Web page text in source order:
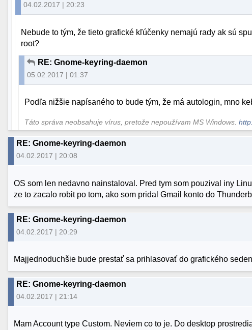
04.02.2017 | 20:23
Nebude to tým, že tieto grafické kľúčenky nemajú rady ak sú
root?
RE: Gnome-keyring-daemon
05.02.2017 | 01:37
Podľa nižšie napísaného to bude tým, že má autologin, mno
Táto správa neobsahuje vírus, pretože nepoužívam MS Windows.
RE: Gnome-keyring-daemon
04.02.2017 | 20:08
OS som len nedavno nainstaloval. Pred tym som pouzival iny
ze to zacalo robit po tom, ako som pridal Gmail konto do
RE: Gnome-keyring-daemon
04.02.2017 | 20:29
Majjednoduchšie bude prestať sa prihlasovať do grafického
RE: Gnome-keyring-daemon
04.02.2017 | 21:14
Mam Account type Custom. Neviem co to je. Do desktop